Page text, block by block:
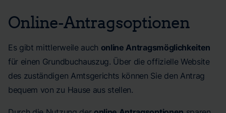
Online-Antragsoptionen
Es gibt mittlerweile auch online Antragsmöglichkeiten
für einen Grundbuchauszug. Über die offizielle Website
des zuständigen Amtsgerichts können Sie den Antrag
bequem von zu Hause aus stellen.